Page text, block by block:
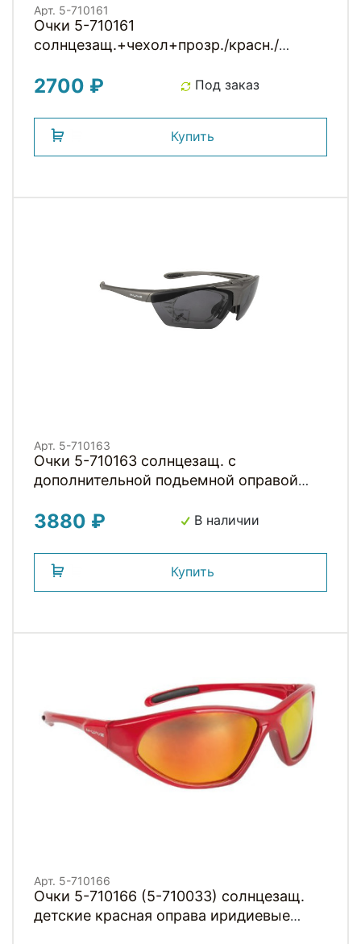
Арт. 5-710161
Очки 5-710161
солнцезащ.+чехол+прозр./красн./
M-WAVE
2700 ₽ Под заказ
Купить
Арт. 5-710163
Очки 5-710163 солнцезащ. с
дополнительной подьемной оправой
прозрачные и оранжевые Rayon In-Sight
3880 ₽ В наличии
Купить
Арт. 5-710166
Очки 5-710166 (5-710033) солнцезащ.
детские красная оправа иридиевые